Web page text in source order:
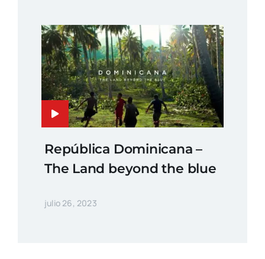
República Dominicana –
The Land beyond the blue
julio 26, 2023